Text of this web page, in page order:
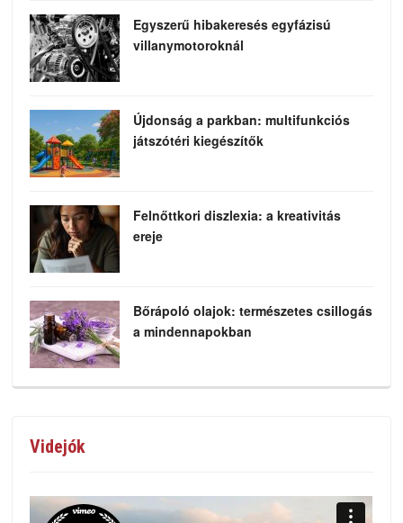
Egyszerű hibakeresés egyfázisú
villanymotoroknál
Újdonság a parkban: multifunkciós
játszótéri kiegészítők
Felnőttkori diszlexia: a kreativitás
ereje
Bőrápoló olajok: természetes csillogás
a mindennapokban
Videjók